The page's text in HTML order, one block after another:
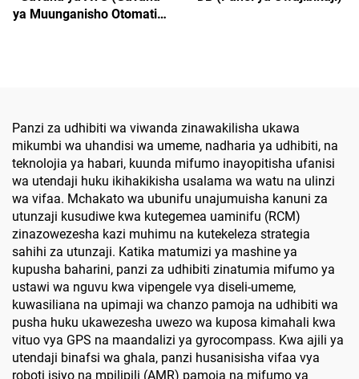
ya Muunganisho Otomatiki
Panzi za udhibiti wa viwanda zinawakilisha ukawa
mikumbi wa uhandisi wa umeme, nadharia ya udhibiti, na
teknolojia ya habari, kuunda mifumo inayopitisha ufanisi
wa utendaji huku ikihakikisha usalama wa watu na ulinzi
wa vifaa. Mchakato wa ubunifu unajumuisha kanuni za
utunzaji kusudiwe kwa kutegemea uaminifu (RCM)
zinazowezesha kazi muhimu na kutekeleza strategia
sahihi za utunzaji. Katika matumizi ya mashine ya
kupusha baharini, panzi za udhibiti zinatumia mifumo ya
ustawi wa nguvu kwa vipengele vya diseli-umeme,
kuwasiliana na upimaji wa chanzo pamoja na udhibiti wa
pusha huku ukawezesha uwezo wa kuposa kimahali kwa
vituo vya GPS na maandalizi ya gyrocompass. Kwa ajili ya
utendaji binafsi wa ghala, panzi husanisisha vifaa vya
roboti isiyo na mpilipili (AMR) pamoja na mifumo ya